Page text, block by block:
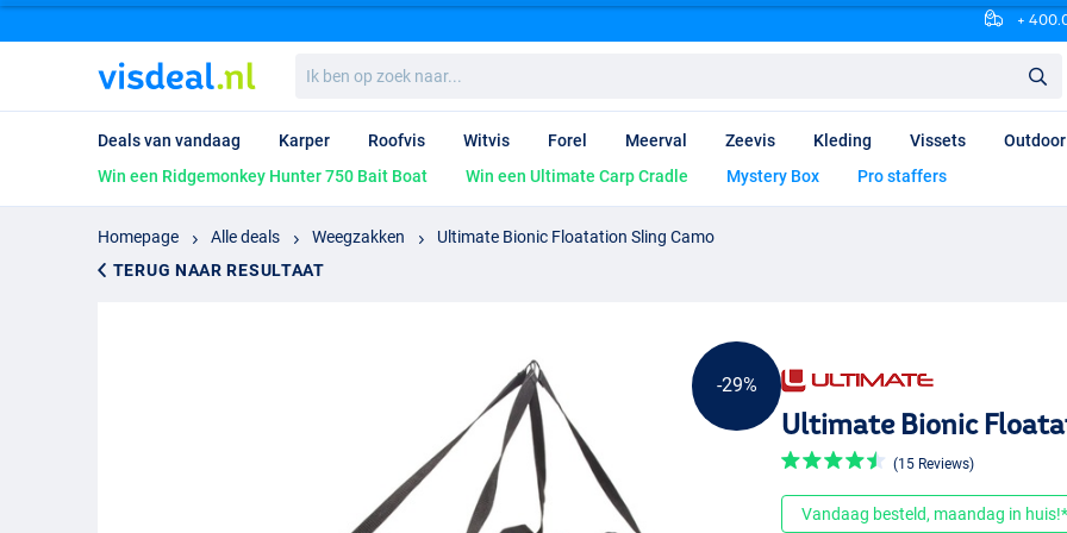
+
ben
op
naar...
Deals van vandaag Karper Roofvis Witvis Forel Meerval Zeevis Kleding Vissets Outdoor
Win een Ridgemonkey Hunter 750 Bait Boat
Win een Ultimate Carp Cradle Mystery Box Pro staffers
Homepage Alle deals Weegzakken
Ultimate Bionic Floatation Sling Camo
TERUG NAAR RESULTAAT
-29%
Ultimate Bionic
(15 Reviews)
Vandaag besteld, maandag in huis!*